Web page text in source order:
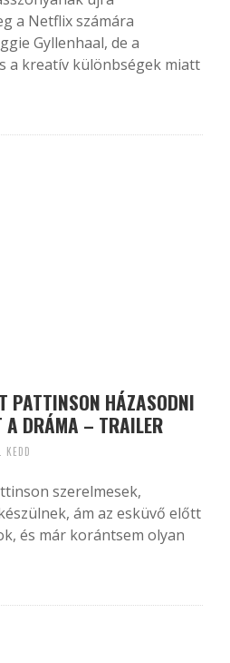
a Netflix számára
Gyllenhaal, de a
a kreatív különbségek miatt
PATTINSON HÁZASODNI
A DRÁMA – TRAILER
KEDD
szerelmesek,
ám az esküvő előtt
és már korántsem olyan